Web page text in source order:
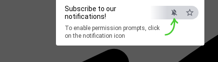
Subscribe to our
notifications!
To enable permission prompts, click
on the notification icon